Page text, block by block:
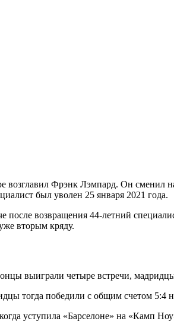
возглавил Фрэнк Лэмпард. Он сменил
был уволен 25 января 2021 года.
возвращения 44-летний
вторым кряду.
выиграли четыре встречи,
тогда победили с общим счетом 5:4
уступила «Барселоне» на «Камп